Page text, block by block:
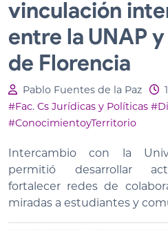
vinculación
entre la UNAP
de Florencia
Pablo Fuentes de la Paz
#Fac. Cs Jurídicas y Políticas
#ConocimientoyTerritorio
Intercambio con la
permitió desarrollar
fortalecer redes de
miradas a estudiantes y